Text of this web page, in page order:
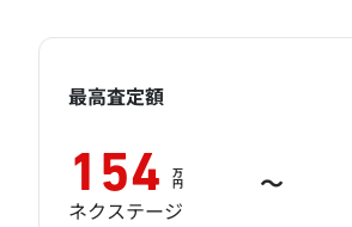
最高査定額
154 万
円 ～
ネクステージ